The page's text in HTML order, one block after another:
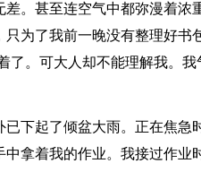
。甚至连空气中都弥漫着浓
为了我前一晚没有整理好书
了。可大人却不能理解我。
起了倾盆大雨。正在焦急
拿着我的作业。我接过作业